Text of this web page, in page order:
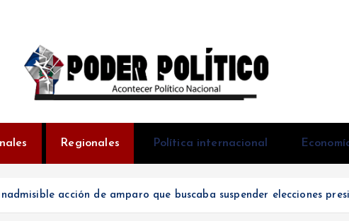
Regionales Política internacional
acción de amparo que buscaba suspender elecciones